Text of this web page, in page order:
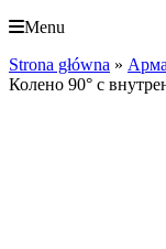
Menu
Strona główna »
Колено 90° с